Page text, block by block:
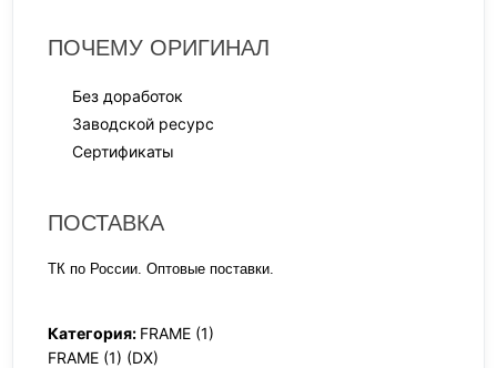
ПОЧЕМУ ОРИГИНАЛ
Без доработок
Заводской ресурс
Сертификаты
ПОСТАВКА
ТК по России. Оптовые поставки.
Категория: FRAME (1)
FRAME (1) (DX)